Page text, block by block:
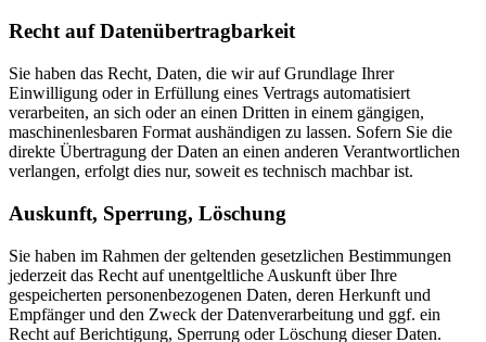
Recht auf Datenübertragbarkeit
Sie haben das Recht, Daten, die wir auf Grundlage Ihrer
Einwilligung oder in Erfüllung eines Vertrags automatisiert
verarbeiten, an sich oder an einen Dritten in einem gängigen,
maschinenlesbaren Format aushändigen zu lassen. Sofern Sie die
direkte Übertragung der Daten an einen anderen Verantwortlichen
verlangen, erfolgt dies nur, soweit es technisch machbar ist.
Auskunft, Sperrung, Löschung
Sie haben im Rahmen der geltenden gesetzlichen Bestimmungen
jederzeit das Recht auf unentgeltliche Auskunft über Ihre
gespeicherten personenbezogenen Daten, deren Herkunft und
Empfänger und den Zweck der Datenverarbeitung und ggf. ein
Recht auf Berichtigung, Sperrung oder Löschung dieser Daten.